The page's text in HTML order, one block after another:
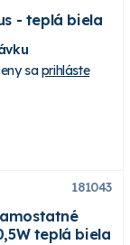
- teplá biela
saprihláste
181043
teplá biela